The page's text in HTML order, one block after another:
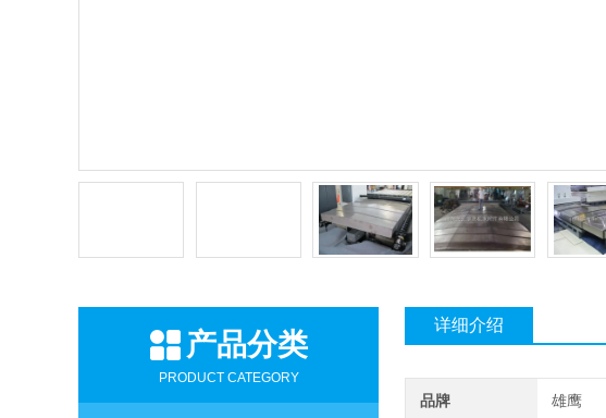
产品分类
PRODUCT CATEGORY
详细介绍
品牌 雄鹰